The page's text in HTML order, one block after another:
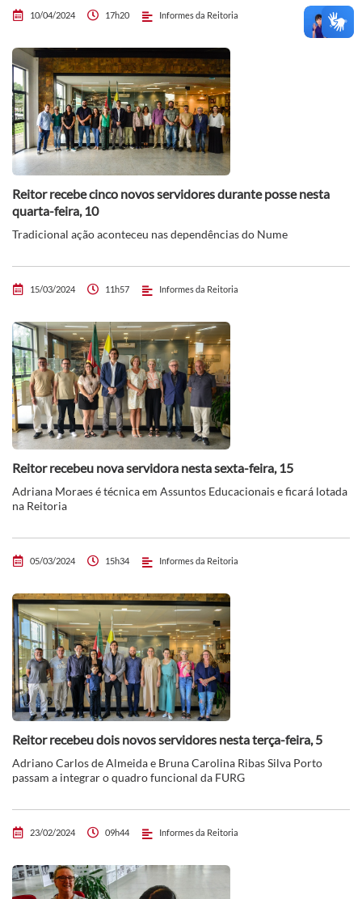
10/04/2024 17h20 Informes da Reitoria
Reitor recebe cinco novos servidores durante posse nesta
quarta-feira, 10
Tradicional ação aconteceu nas dependências do Nume
15/03/2024 11h57 Informes da Reitoria
Reitor recebeu nova servidora nesta sexta-feira, 15
Adriana Moraes é técnica em Assuntos Educacionais e ficará lotada
na Reitoria
05/03/2024 15h34 Informes da Reitoria
Reitor recebeu dois novos servidores nesta terça-feira, 5
Adriano Carlos de Almeida e Bruna Carolina Ribas Silva Porto
passam a integrar o quadro funcional da FURG
23/02/2024 09h44 Informes da Reitoria